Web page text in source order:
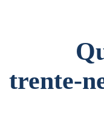
trente-